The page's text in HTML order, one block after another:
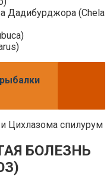
Дадибурджора (Chela
Цихлазома спилурум
БОЛЕЗНЬ